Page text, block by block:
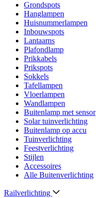
Grondspots
Hanglampen
Huisnummerlampen
Inbouwspots
Lantaarns
Plafondlamp
Prikkabels
Prikspots
Sokkels
Tafellampen
Vloerlampen
Wandlampen
Buitenlamp met sensor
Solar tuinverlichting
Buitenlamp op accu
Tuinverlichting
Feestverlichting
Stijlen
Accessoires
Alle Buitenverlichting
Railverlichting